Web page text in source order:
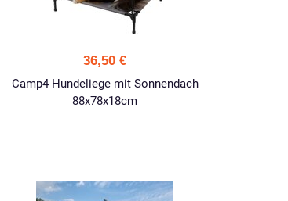
36,50 €
Camp4 Hundeliege mit Sonnendach
88x78x18cm